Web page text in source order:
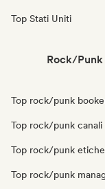
Top Stati Uniti
Rock/
Top rock/punk
Top rock/punk
Top rock/punk
Top rock/punk